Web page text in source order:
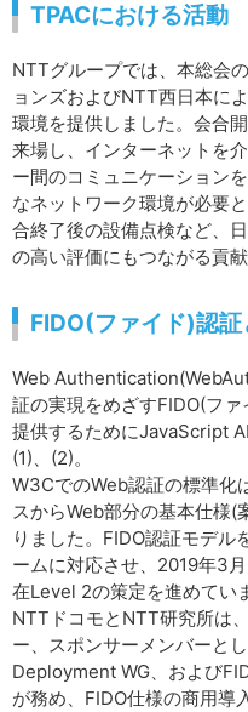
TPACにおける活動
NTTグループでは、本総会
ョンズおよびNTT西日本に
環境を提供しました。会合
来場し、インターネットを
ー間のコミュニケーション
なネットワーク環境が必要
合終了後の設備点検など、
の高い評価にもつながる貢献
FIDO(ファイド)認
Web
証の実現をめざすFIDO(フ
提供するためにJavaScript
(1)、(2)。
W3CでのWeb認証の標準化
スからWeb部分の基本仕様(
りました。FIDO認証モデル
ームに対応させ、2019年3
在Level 2の策定を進めてい
NTTドコモとNTT研究所は
ー、スポンサーメンバーと
Deployment WG、および
が務め、FIDO仕様の商用導